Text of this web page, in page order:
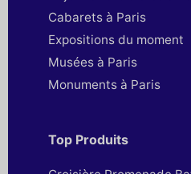
Cabarets à Paris
Expositions du moment
Musées à Paris
Monuments à Paris
Top Produits